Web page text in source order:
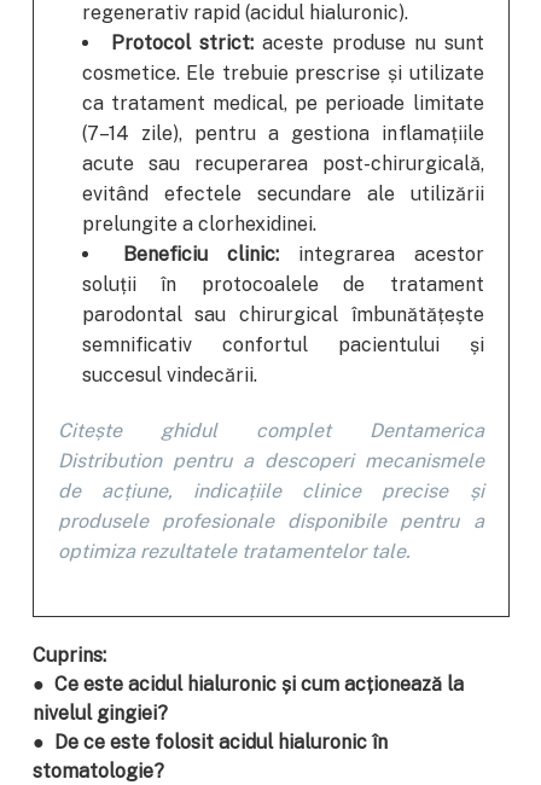
regenerativ rapid (acidul hialuronic).
Protocol strict: aceste produse nu sunt
cosmetice. Ele trebuie prescrise și utilizate
ca tratament medical, pe perioade limitate
(7–14 zile), pentru a gestiona inflamațiile
acute sau recuperarea post-chirurgicală,
evitând efectele secundare ale utilizării
prelungite a clorhexidinei.
Beneficiu clinic:integrarea acestor
soluții în protocoalele de tratament
parodontal sau chirurgical îmbunătățește
semnificativ confortul pacientului și
succesul vindecării.
Citește ghidul complet Dentamerica
Distribution pentru a descoperi mecanismele
de acțiune, indicațiile clinice precise și
produsele profesionale disponibile pentru a
optimiza rezultatele tratamentelor tale.
Cuprins:
● Ce este acidul hialuronic și cum acționează la
nivelul gingiei?
● De ce este folosit acidul hialuronic în
stomatologie?